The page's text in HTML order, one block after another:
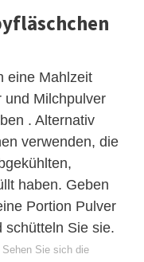
eine Mahlzeit
und Milchpulver
. Alternativ
verwenden, die
haben. Geben
Portion Pulver
schütteln Sie sie.
Sehen Sie sich die